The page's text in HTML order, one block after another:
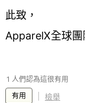
此致，
ApparelX全球團
1 人們認為這很有用
有用 檢舉